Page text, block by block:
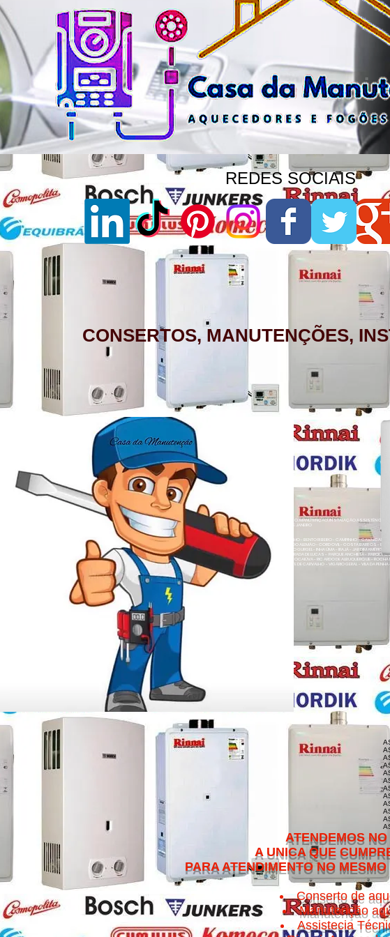
REDES SOCIAIS
CONSERTOS, MANUTENÇÕES,
AQUECEDOR A GÁS , CONSERTO, MANUTENÇÃO, INSTALAÇÃO ASSISTÊNCIA
LOJA A HONORIO GURGEL RIO DE JANEIRO
ZONA NORTE
ACARÍ - ANCHIETA - BARROS FILHO - BENTO RIBEIRO - CAMPINHO - CAVALCANTI
NETO - COLÉGIO - COMPLEXO DO ALEMÃO - CORDOVIL - COSTA BARROS -
RAINHA - GUADALUPE - HONÓRIO GURGEL - INHAÚMA - IRAJÁ - JARDIM AMÉRICA -
HERMES - OSVALDO CRUZ - PARADA DE LUCAS - PARQUE ANCHIETA - PARQUE
- PENHA CIRCULAR - QUINTINO BOCAIÚVA - RICARDO DE ALBUQUERQUE -
- TURIAÇÚ - VAZ LOBO - VICENTE DE CARVALHO - VIGÁRIO GERAL - VILA DA
ALEGRE
AQUECEDOR A GÁS, CONSERTO,
MANUTENÇÃO, INSTALAÇÃO, ASSISTÊNCIA
TÉCNICA RINNAI RUA BARATA RIBEIRO 232
COPACABANA RIO DE JANEIRO
BAIRROS DE ATENDIMENTO RJ
ZONA SUL
BOTAFOGO - CATETE - COPACABANA -
COSME VELHO - FLAMENGO - GÁVEA -
HUMAITÁ - IPANEMA - JARDIM BOTÂNICO -
LAGOA - LARANJEIRAS - LEBLON - LEME -
ROCINHA - SÃO CONRADO - URCA
ATENDEMOS NO
A UNICA QUE CUMPRE O QUE
PARA ATENDIMENTO NO MESMO DIA,
Conserto de
Manutenção
Assistecia